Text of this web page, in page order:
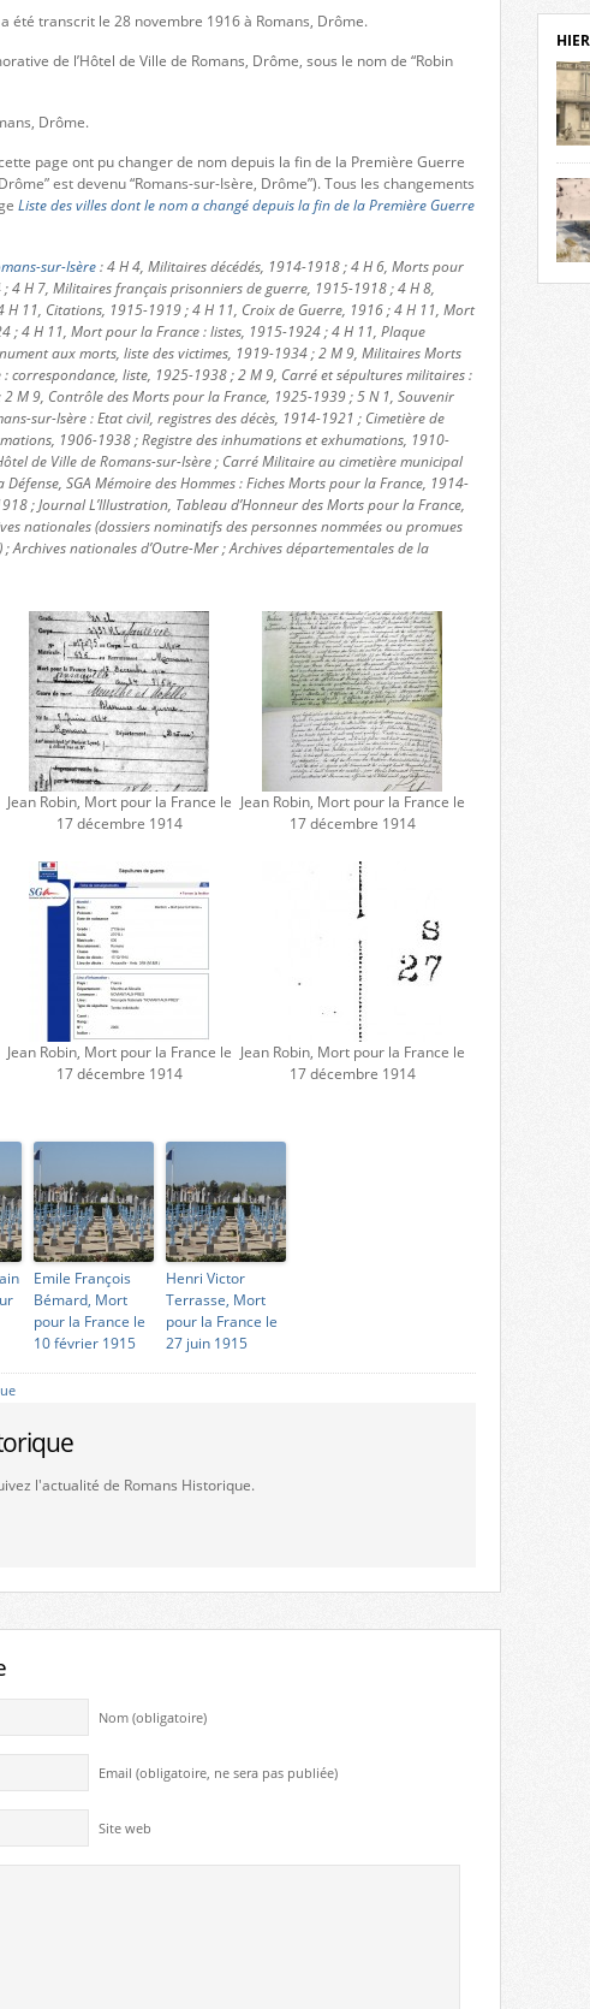
été transcrit le 28 novembre 1916 à Romans, Drôme.
de l’Hôtel de Ville de Romans, Drôme, sous le nom de “Robin
Drôme.
page ont pu changer de nom depuis la fin de la Première Guerre
est devenu “Romans-sur-Isère, Drôme”). Tous les changements
Liste des villes dont le nom a changé depuis la fin de la Première Guerre
sur-Isère: 4 H 4, Militaires décédés, 1914-1918 ; 4 H 6, Morts pour
4 H 7, Militaires français prisonniers de guerre, 1915-1918 ; 4 H 8,
11, Citations, 1915-1919 ; 4 H 11, Croix de Guerre, 1916 ; 4 H 11, Mort
; 4 H 11, Mort pour la France : listes, 1915-1924 ; 4 H 11, Plaque
aux morts, liste des victimes, 1919-1934 ; 2 M 9, Militaires Morts
correspondance, liste, 1925-1938 ; 2 M 9, Carré et sépultures militaires :
M 9, Contrôle des Morts pour la France, 1925-1939 ; 5 N 1, Souvenir
sur-Isère : Etat civil, registres des décès, 1914-1921 ; Cimetière de
1906-1938 ; Registre des inhumations et exhumations, 1910-
de Ville de Romans-sur-Isère ; Carré Militaire au cimetière municipal
SGA Mémoire des Hommes : Fiches Morts pour la France, 1914-
; Journal L’Illustration, Tableau d’Honneur des Morts pour la France,
nationales (dossiers nominatifs des personnes nommées ou promues
; Archives nationales d’Outre-Mer ; Archives départementales de la
Jean Robin, Mort pour la France le
17 décembre 1914
Jean Robin, Mort pour la France le
17 décembre 1914
Jean Robin, Mort pour la France le
17 décembre 1914
Jean Robin, Mort pour la France le
17 décembre 1914
Emile François
Bémard, Mort
pour la France le
10 février 1915
Henri Victor
Terrasse, Mort
pour la France le
27 juin 1915
l'actualité de Romans Historique.
Nom (obligatoire)
Email (obligatoire, ne sera pas publiée)
Site web
de